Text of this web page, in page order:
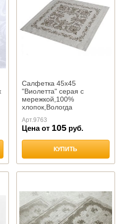
Салфетка 45х45
"Виолетта" серая с
мережкой,100%
хлопок,Вологда
Арт.9763
Цена от 105руб.
КУПИТЬ